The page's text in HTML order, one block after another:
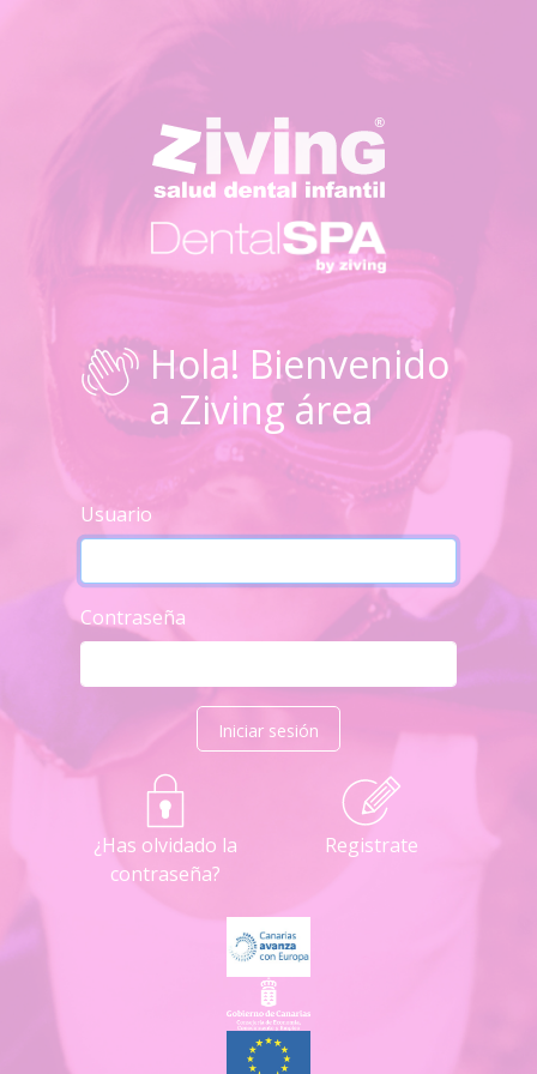
Hola! Bienvenido
a Ziving área
Usuario
Contraseña
Iniciar sesión
¿Has olvidado la
contraseña?
Registrate